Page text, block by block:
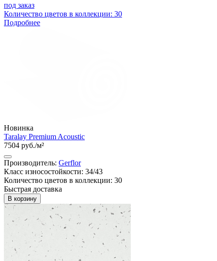
под заказ
Количество цветов в коллекции: 30
Подробнее
Новинка
Taralay Premium Acoustic
7504 руб./м²
Производитель: Gerflor
Класс износостойкости: 34/43
Количество цветов в коллекции: 30
Быстрая доставка
В корзину